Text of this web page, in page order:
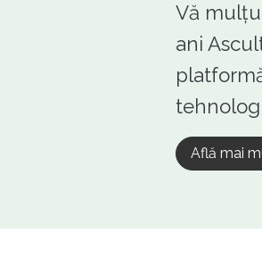
Vă
ani
Află mai